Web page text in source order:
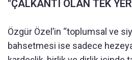
"ÇALKANTI OLAN TEK
Özgür Özel’in “toplumsal ve
bahsetmesi ise sadece